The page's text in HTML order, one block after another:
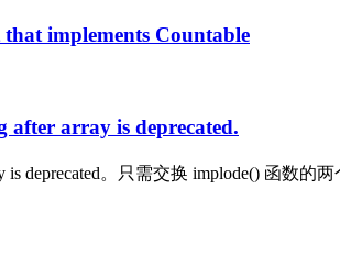
implements Countable
after array is deprecated.
is deprecated。只需交换 implode() 函数的